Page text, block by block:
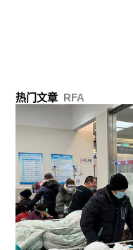
热门文章 RFA